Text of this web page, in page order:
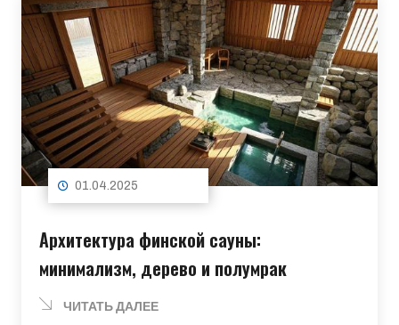
01.04.2025
Архитектура финской сауны:
минимализм, дерево и полумрак
ЧИТАТЬ ДАЛЕЕ